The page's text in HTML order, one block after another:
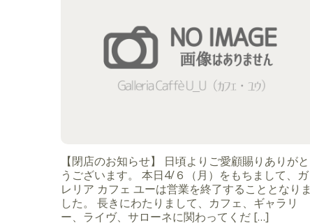
【閉店のお知らせ】 日頃よりご愛顧賜りありがと
うございます。 本日4/６（月）をもちまして、ガ
レリア カフェ ユーは営業を終了することとなりま
した。 長きにわたりまして、カフェ、ギャラリ
ー、ライヴ、サローネに関わってくだ […]